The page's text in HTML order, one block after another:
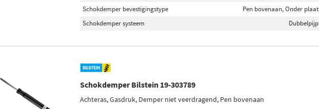
Schokdemper bevestigingstype
Pen bovenaan, Onder plaat
Schokdemper systeem
Dubbelpijp
Schokdemper Bilstein 19-303789
Achteras, Gasdruk, Demper niet veerdragend, Pen bovenaan